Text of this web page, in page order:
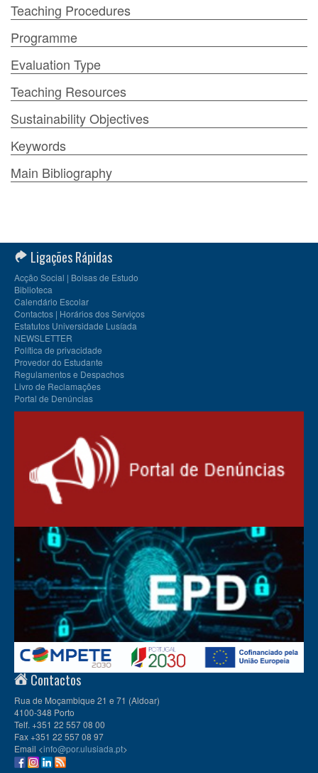
Teaching Procedures
Programme
Evaluation Type
Teaching Resources
Sustainability Objectives
Keywords
Main Bibliography
Ligações Rápidas
Acção Social | Bolsas de Estudo
Biblioteca
Calendário Escolar
Contactos | Horários dos Serviços
Estatutos Universidade Lusíada
NEWSLETTER
Política de privacidade
Provedor do Estudante
Regulamentos e Despachos
Livro de Reclamações
Portal de Denúncias
Contactos
Rua de Moçambique 21 e 71 (Aldoar)
4100-348 Porto
Telf. +351 22 557 08 00
Fax +351 22 557 08 97
Email <info@por.ulusiada.pt>